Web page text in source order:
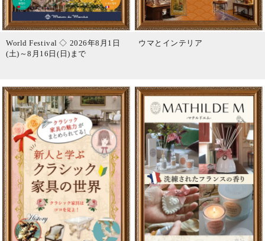
World Festival ◇ 2026年8月1日
(土)～8月16日(日)まで
ウマとインテリア